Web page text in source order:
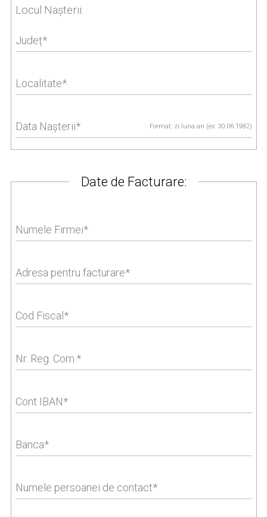
Locul Nașterii:
Județ
Localitate
Data Nașterii Format: zi.luna.an (ex: 30.06.1982)
Date de Facturare:
Numele Firmei
Adresa pentru facturare
Cod Fiscal
Nr. Reg. Com.
Cont IBAN
Banca
Numele persoanei de contact